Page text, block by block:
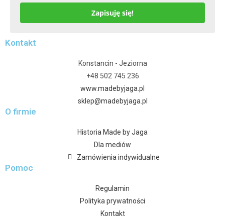
Zapisuję się!
Kontakt
Konstancin - Jeziorna
+48 502 745 236
www.madebyjaga.pl
sklep@madebyjaga.pl
O firmie
Historia Made by Jaga
Dla mediów
Zamówienia indywidualne
Pomoc
Regulamin
Polityka prywatności
Kontakt